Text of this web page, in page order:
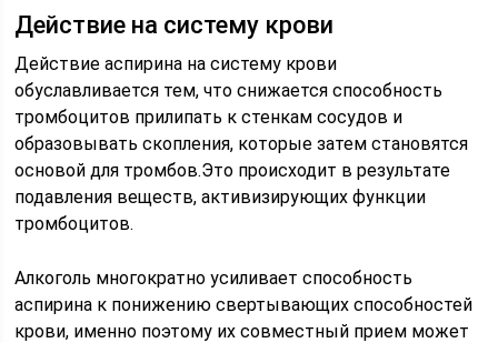
Действие на систему крови
Действие аспирина на систему крови
обуславливается тем, что снижается способность
тромбоцитов прилипать к стенкам сосудов и
образовывать скопления, которые затем становятся
основой для тромбов.Это происходит в результате
подавления веществ, активизирующих функции
тромбоцитов.
Алкоголь многократно усиливает способность
аспирина к понижению свертывающих способностей
крови, именно поэтому их совместный прием может